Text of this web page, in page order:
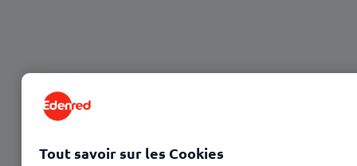
Tout savoir sur les Cookies